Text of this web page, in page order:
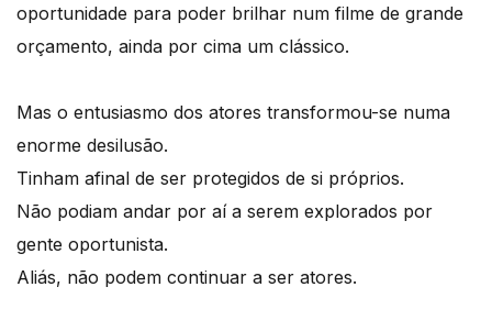
oportunidade para poder brilhar num filme de grande
orçamento, ainda por cima um clássico.
Mas o entusiasmo dos atores transformou-se numa
enorme desilusão.
Tinham afinal de ser protegidos de si próprios.
Não podiam andar por aí a serem explorados por
gente oportunista.
Aliás, não podem continuar a ser atores.